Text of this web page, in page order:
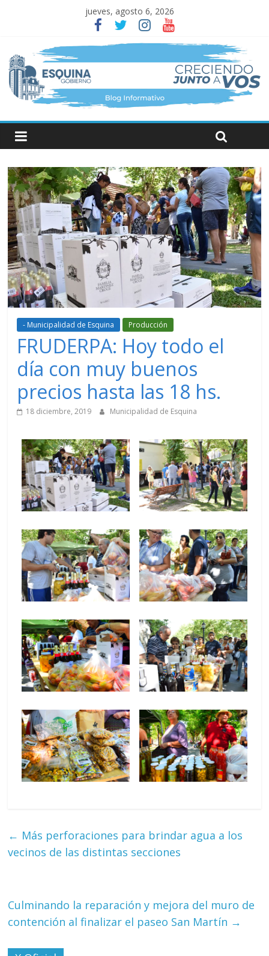
jueves, agosto 6, 2026
- Municipalidad de Esquina Producción
FRUDERPA: Hoy todo el
día con muy buenos
precios hasta las 18 hs.
18 diciembre, 2019 Municipalidad de Esquina
← Más perforaciones para brindar agua a los
vecinos de las distintas secciones
Culminando la reparación y mejora del muro de
contención al finalizar el paseo San Martín →